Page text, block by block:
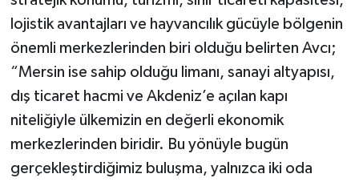
lojistik avantajları ve hayvancılık gücüyle bölgenin
önemli merkezlerinden biri olduğu belirten Avcı;
“Mersin ise sahip olduğu limanı, sanayi altyapısı,
dış ticaret hacmi ve Akdeniz’e açılan kapı
niteliğiyle ülkemizin en değerli ekonomik
merkezlerinden biridir. Bu yönüyle bugün
gerçekleştirdiğimiz buluşma, yalnızca iki oda